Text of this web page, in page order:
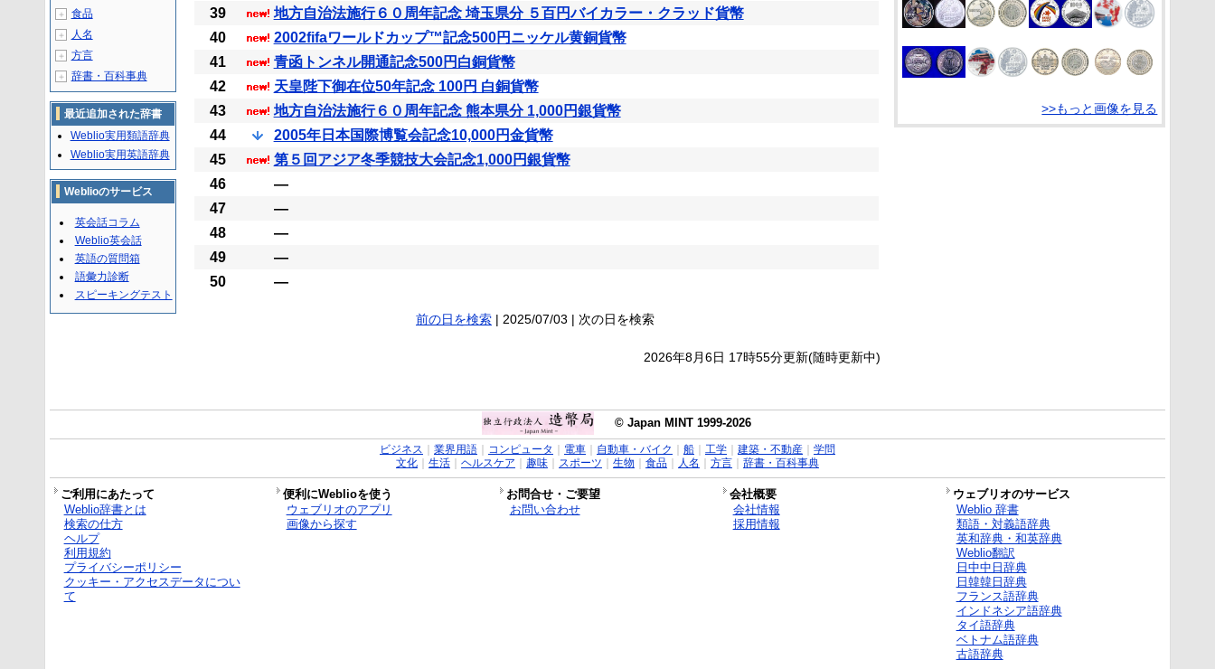
39
地方自治法施行６０周年記念 埼玉県分 ５百円バイカラー・クラッド貨幣
40
2002fifaワールドカップ™記念500円ニッケル黄銅貨幣
41
青函トンネル開通記念500円白銅貨幣
42
天皇陛下御在位50年記念 100円 白銅貨幣
43
地方自治法施行６０周年記念 熊本県分 1,000円銀貨幣
44
2005年日本国際博覧会記念10,000円金貨幣
45
第５回アジア冬季競技大会記念1,000円銀貨幣
46
―
47
―
48
―
49
―
50
―
前の日を検索| 2025/07/03 | 次の日を検索
2026年8月6日 17時55分更新(随時更新中)
＋ 食品
＋ 人名
＋ 方言
＋ 辞書・百科事典
最近追加された辞書
Weblio実用類語辞典
Weblio実用英語辞典
Weblioのサービス
英会話コラム
Weblio英会話
英語の質問箱
語彙力診断
スピーキングテスト
>>もっと画像を見る
© Japan MINT 1999-2026
ビジネス 業界用語｜ コンピュータ 電車｜ 自動車・バイク 船｜ 工学｜ 建築・不動産｜ 学問
文化｜ 生活｜ ヘルスケア 趣味｜ スポーツ 生物 食品｜ 人名 方言｜ 辞書・百科事典
ご利用にあたって 便利にWeblioを使う お問合せ・ご要望 会社概要
ウェブリオのサービス
Weblio辞書とは
検索の仕方
ヘルプ
利用規約
プライバシーポリシー
クッキー・アクセスデータについ
て
ウェブリオのアプリ
画像から探す
お問い合わせ
会社情報
採用情報
Weblio 辞書
類語・対義語辞典
英和辞典・和英辞典
Weblio翻訳
日中中日辞典
日韓韓日辞典
フランス語辞典
インドネシア語辞典
タイ語辞典
ベトナム語辞典
古語辞典